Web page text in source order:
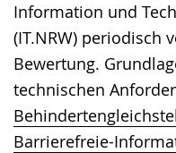
Information und
(IT.NRW) periodisch
Bewertung.
technischen
Barrierefreie-